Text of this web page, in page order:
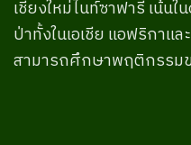
เชียงใหม่ไนท์ซาฟารี เน้น
ป่าทั้งในเอเชีย แอฟริกาแ
สามารถศึกษาพฤติกรรม